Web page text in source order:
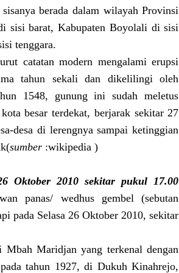
berada dalam wilayah Provinsi
sisi barat, Kabupaten Boyolali di sisi
tenggara.
catatan modern mengalami erupsi
tahun sekali dan dikelilingi oleh
1548, gunung ini sudah meletus
besar terdekat, berjarak sekitar 27
desa di lerengnya sampai ketinggian
sumber :wikipedia )
Oktober 2010 sekitar pukul 17.00
panas/ wedhus gembel (sebutan
pada Selasa 26 Oktober 2010, sekitar
Mbah Maridjan yang terkenal dengan
tahun 1927, di Dukuh Kinahrejo,